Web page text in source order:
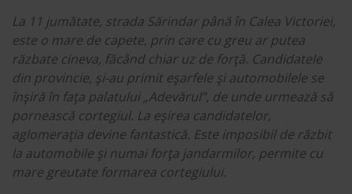
La 11 jumătate, strada Sărindar până în Calea Victoriei,
este o mare de capete, prin care cu greu ar putea
răzbate cineva, făcând chiar uz de forţă. Candidatele
din provincie, şi-au primit eşarfele şi automobilele se
înşiră în faţa palatului „Adevărul”, de unde urmează să
pornească cortegiul. La eşirea candidatelor,
aglomeraţia devine fantastică. Este imposibil de răzbit
la automobile şi numai forţa jandarmilor, permite cu
mare greutate formarea cortegiului.